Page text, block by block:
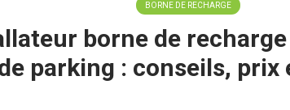
BORNE DE RECHARGE
borne de
parking : conseils, prix